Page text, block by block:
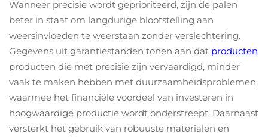
Wanneer precisie wordt geprioriteerd, zijn de palen
beter in staat om langdurige blootstelling aan
weersinvloeden te weerstaan zonder verslechtering.
Gegevens uit garantiestanden tonen aan dat producten
producten die met precisie zijn vervaardigd, minder
vaak te maken hebben met duurzaamheidsproblemen,
waarmee het financiële voordeel van investeren in
hoogwaardige productie wordt onderstreept. Daarnaast
versterkt het gebruik van robuuste materialen en